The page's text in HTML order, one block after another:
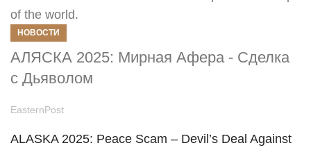
НОВОСТИ
АЛЯСКА 2025: Мирная Афера - Сделка
с Дьяволом
EasternPost
ALASKA 2025: Peace Scam – Devil’s Deal Against